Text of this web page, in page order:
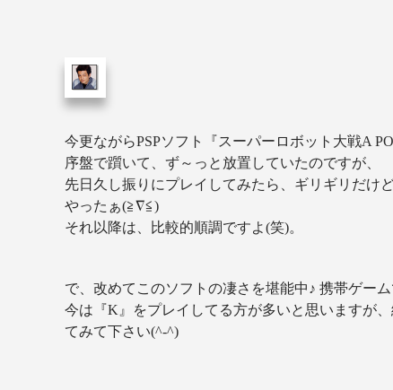
今更ながらPSPソフト『スーパーロボット大戦A
序盤で躓いて、ず～っと放置していたのですが、
先日久し振りにプレイしてみたら、ギリギリだけ
やったぁ(≧∇≦)
それ以降は、比較的順調ですよ(笑)。
で、改めてこのソフトの凄さを堪能中♪ 携帯ゲー
今は『K』をプレイしてる方が多いと思いますが
てみて下さい(^-^)